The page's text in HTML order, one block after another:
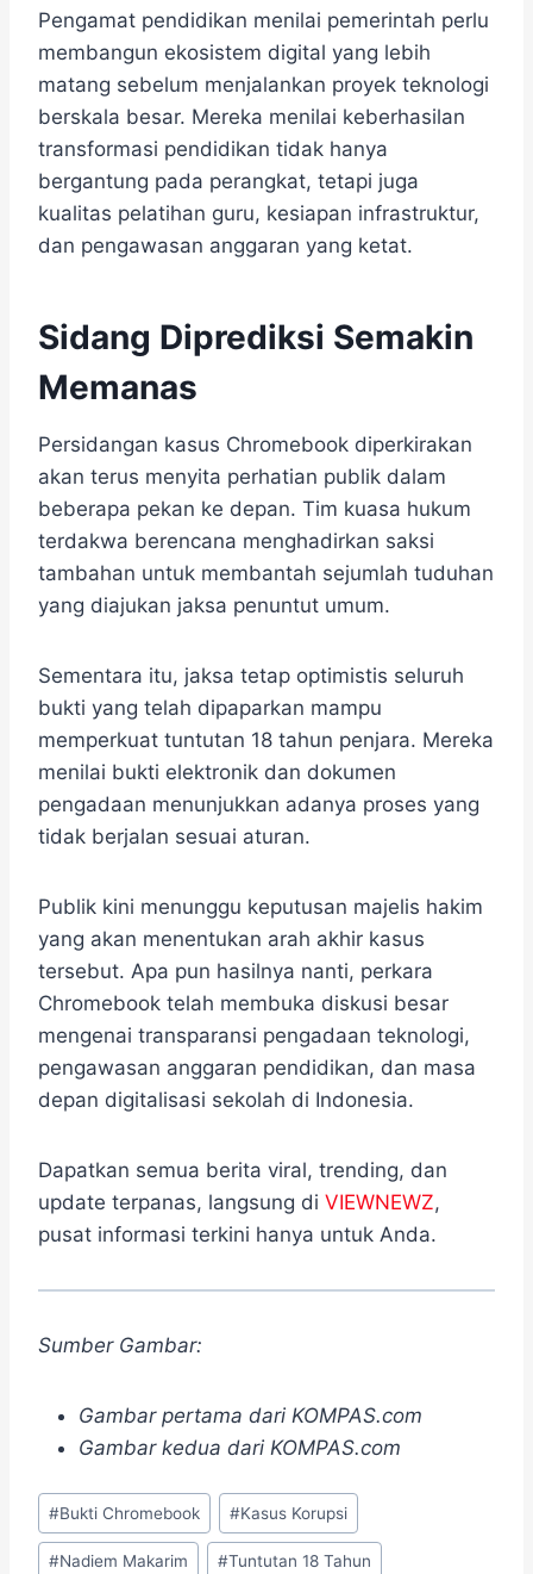
Pengamat pendidikan menilai pemerintah perlu
membangun ekosistem digital yang lebih
matang sebelum menjalankan proyek teknologi
berskala besar. Mereka menilai keberhasilan
transformasi pendidikan tidak hanya
bergantung pada perangkat, tetapi juga
kualitas pelatihan guru, kesiapan infrastruktur,
dan pengawasan anggaran yang ketat.
Sidang Diprediksi Semakin
Memanas
Persidangan kasus Chromebook diperkirakan
akan terus menyita perhatian publik dalam
beberapa pekan ke depan. Tim kuasa hukum
terdakwa berencana menghadirkan saksi
tambahan untuk membantah sejumlah tuduhan
yang diajukan jaksa penuntut umum.
Sementara itu, jaksa tetap optimistis seluruh
bukti yang telah dipaparkan mampu
memperkuat tuntutan 18 tahun penjara. Mereka
menilai bukti elektronik dan dokumen
pengadaan menunjukkan adanya proses yang
tidak berjalan sesuai aturan.
Publik kini menunggu keputusan majelis hakim
yang akan menentukan arah akhir kasus
tersebut. Apa pun hasilnya nanti, perkara
Chromebook telah membuka diskusi besar
mengenai transparansi pengadaan teknologi,
pengawasan anggaran pendidikan, dan masa
depan digitalisasi sekolah di Indonesia.
Dapatkan semua berita viral, trending, dan
update terpanas, langsung di VIEWNEWZ,
pusat informasi terkini hanya untuk Anda.
Sumber Gambar:
Gambar pertama dari KOMPAS.com
Gambar kedua dari KOMPAS.com
Post
Tags:
#Bukti Chromebook #Kasus Korupsi
#Nadiem Makarim #Tuntutan 18 Tahun